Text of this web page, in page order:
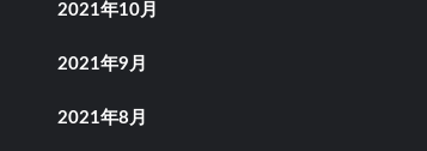
2021年10月
2021年9月
2021年8月